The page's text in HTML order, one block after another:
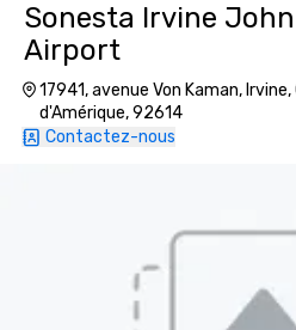
Sonesta Irvine John
Airport
17941, avenue Von Kaman,
d'Amérique, 92614
Contactez-nous